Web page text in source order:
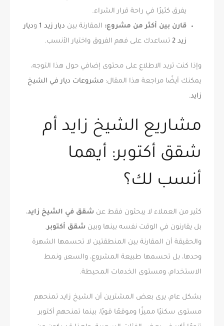
يفرق كثيرًا في راحة قرار الشراء.
قارن بين أكثر من مشروع: المقارنة بين ديار زيد 1 وديار
زيد 2
تساعدك على فهم الفروق واختيار الأنسب.
وإذا كنت تريد الاطلاع على محتوى إضافي حول هذا التوجه،
يمكنك أيضًا مراجعة هذا المقال: مشروعات ديار في الشيخ
زايد.
مشاريع الشيخ زايد أم
شقق أكتوبر: أيهما
أنسب لك؟
كثير من العملاء لا يبحثون فقط عن شقق في الشيخ زايد،
بل يقارنون في الوقت نفسه بينها وبين شقق أكتوبر.
والحقيقة أن المقارنة بين المنطقتين لا تحسمها الشهرة
وحدها، بل تحسمها طبيعة المشروع، والسعر، ونمط
الاستخدام، ومستوى الخدمات المحيطة.
بشكل عام، يرى بعض المشترين أن الشيخ زايد تمنحهم
مستوى سكنيًا مميزًا وموقعًا قويًا، بينما تمنحهم أكتوبر